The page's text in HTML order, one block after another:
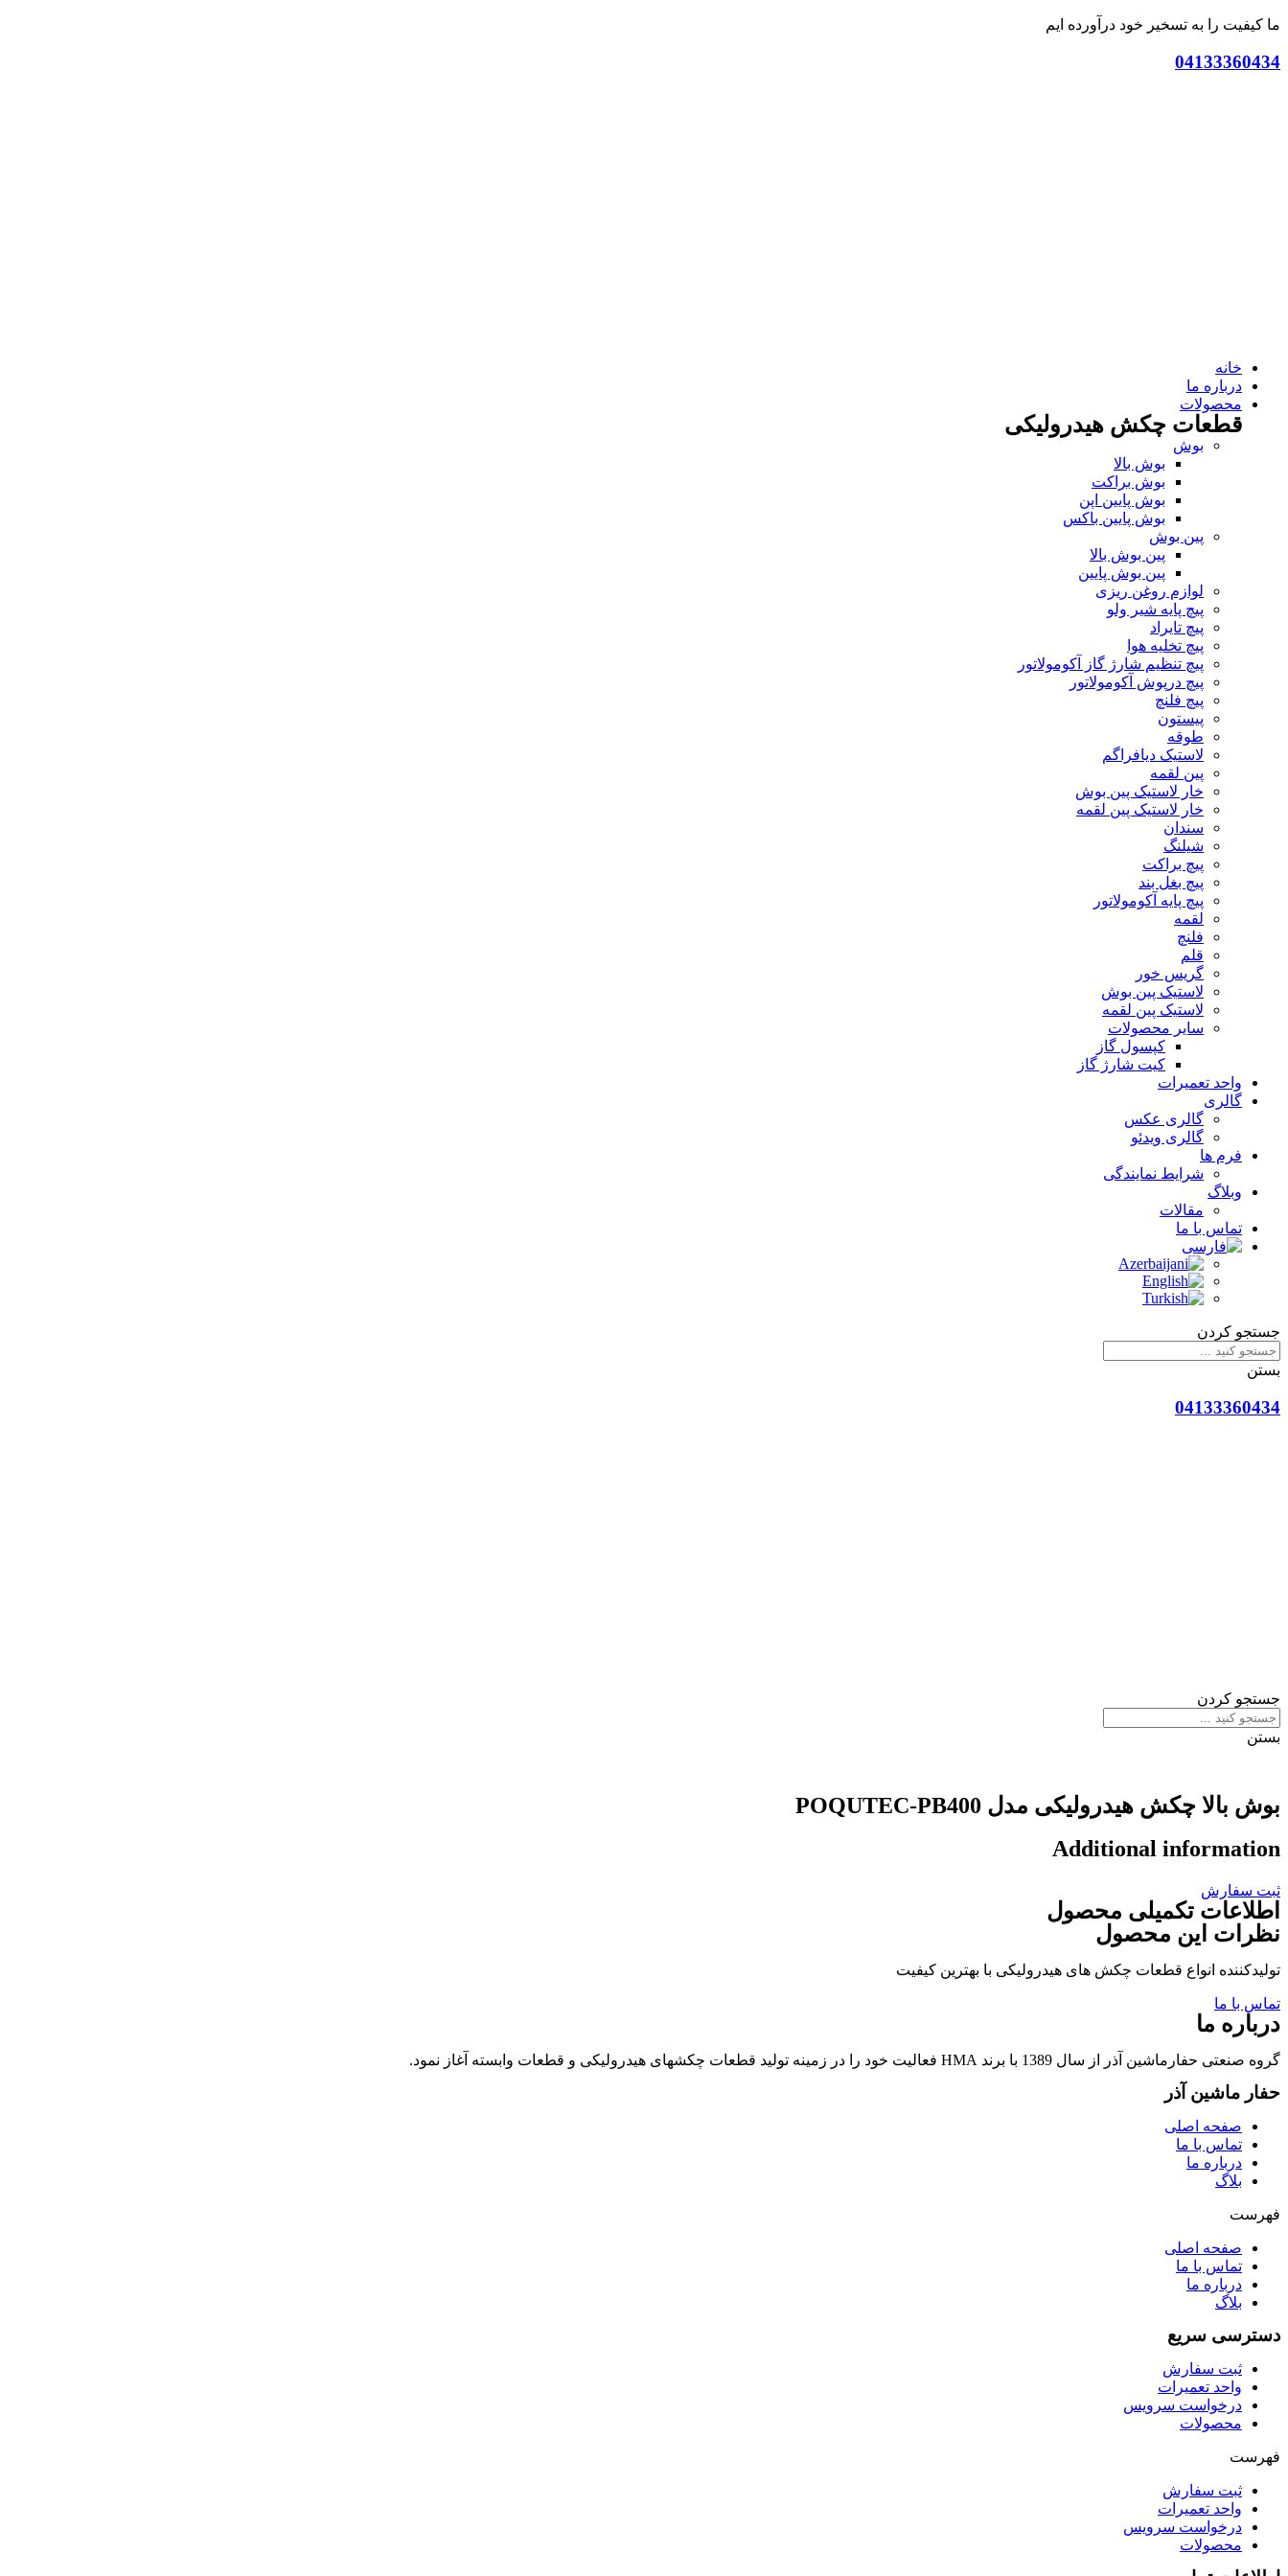
ما کیفیت را به تسخیر خود درآورده ایم
04133360434
خانه
درباره ما
محصولات
قطعات چکش هیدرولیکی
بوش
بوش بالا
بوش براکت
بوش پایین اپن
بوش پایین باکس
پین بوش
پین بوش بالا
پین بوش پایین
لوازم روغن ریزی
پیچ پایه شیر ولو
پیچ تایراد
پیچ تخلیه هوا
پیچ تنظیم شارژ گاز آکومولاتور
پیچ درپوش آکومولاتور
پیچ فلنچ
پیستون
طوقه
لاستیک دیافراگم
پین لقمه
خار لاستیک پین بوش
خار لاستیک پین لقمه
سندان
شیلنگ
پیچ براکت
پیچ بغل بند
پیچ پایه آکومولاتور
لقمه
فلنچ
قلم
گریس خور
لاستیک پین بوش
لاستیک پین لقمه
سایر محصولات
کپسول گاز
کیت شارژ گاز
واحد تعمیرات
گالری
گالری عکس
گالری ویدئو
فرم ها
شرایط نمایندگی
وبلاگ
مقالات
تماس با ما
جستجو کردن
بستن
04133360434
جستجو کردن
بستن
بوش بالا چکش هیدرولیکی مدل POQUTEC-PB400
Additional information
ثبت سفارش
اطلاعات تکمیلی محصول
نظرات این محصول
تولیدکننده انواع قطعات چکش های هیدرولیکی با بهترین کیفیت
تماس با ما
درباره ما
گروه صنعتی حفارماشین آذر از سال 1389 با برند HMA فعالیت خود را در زمینه تولید قطعات چکشهای هیدرولیکی و قطعات وابسته آغاز نمود.
حفار ماشین آذر
صفحه اصلی
تماس با ما
درباره ما
بلاگ
فهرست
صفحه اصلی
تماس با ما
درباره ما
بلاگ
دسترسی سریع
ثبت سفارش
واحد تعمیرات
درخواست سرویس
محصولات
فهرست
ثبت سفارش
واحد تعمیرات
درخواست سرویس
محصولات